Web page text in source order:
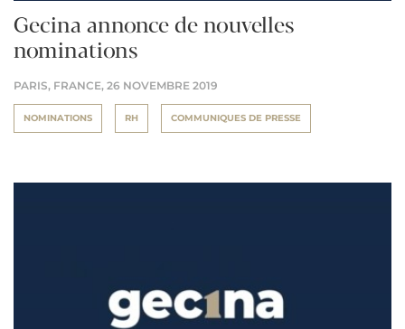
Gecina annonce de nouvelles
nominations
PARIS, FRANCE, 26 NOVEMBRE 2019
NOMINATIONS RH COMMUNIQUES DE PRESSE